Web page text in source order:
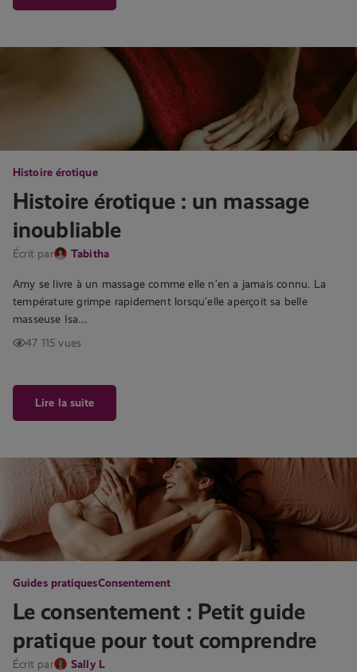
Histoire érotique
Histoire érotique : un massage
inoubliable
Écrit par Tabitha
Amy se livre à un massage comme elle n’en a jamais connu. La
température grimpe rapidement lorsqu’elle aperçoit sa belle
masseuse Isa…
47 115 vues
Lire la suite
Guides pratiquesConsentement
Le consentement : Petit guide
pratique pour tout comprendre
Écrit par Sally L